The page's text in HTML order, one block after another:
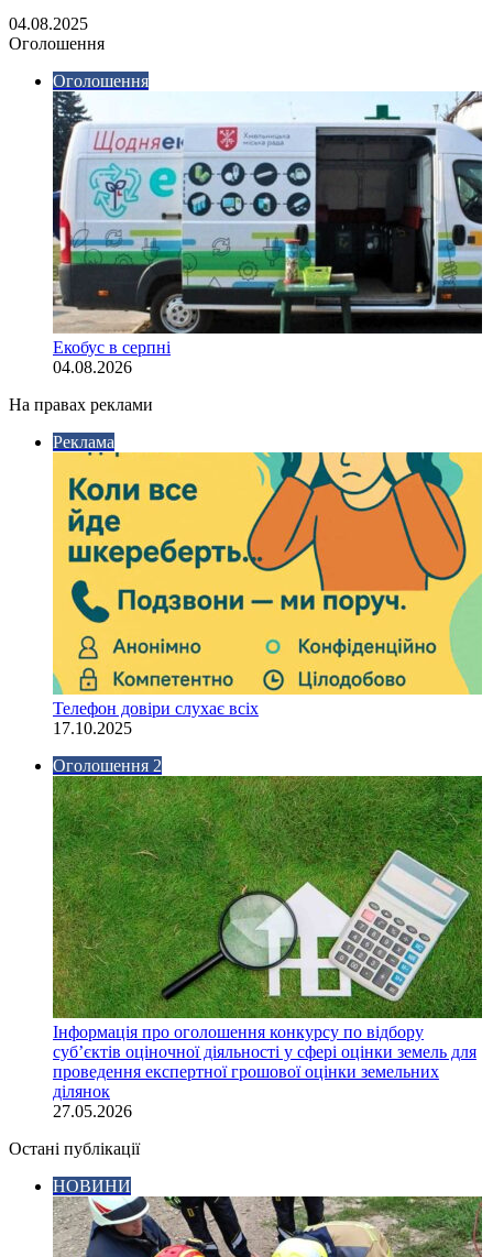
04.08.2025
Оголошення
Оголошення
Екобус в серпні
04.08.2026
На правах реклами
Реклама
Телефон довіри слухає всіх
17.10.2025
Оголошення 2
Інформація про оголошення конкурсу по відбору
суб’єктів оціночної діяльності у сфері оцінки земель для
проведення експертної грошової оцінки земельних
ділянок
27.05.2026
Остані публікації
НОВИНИ